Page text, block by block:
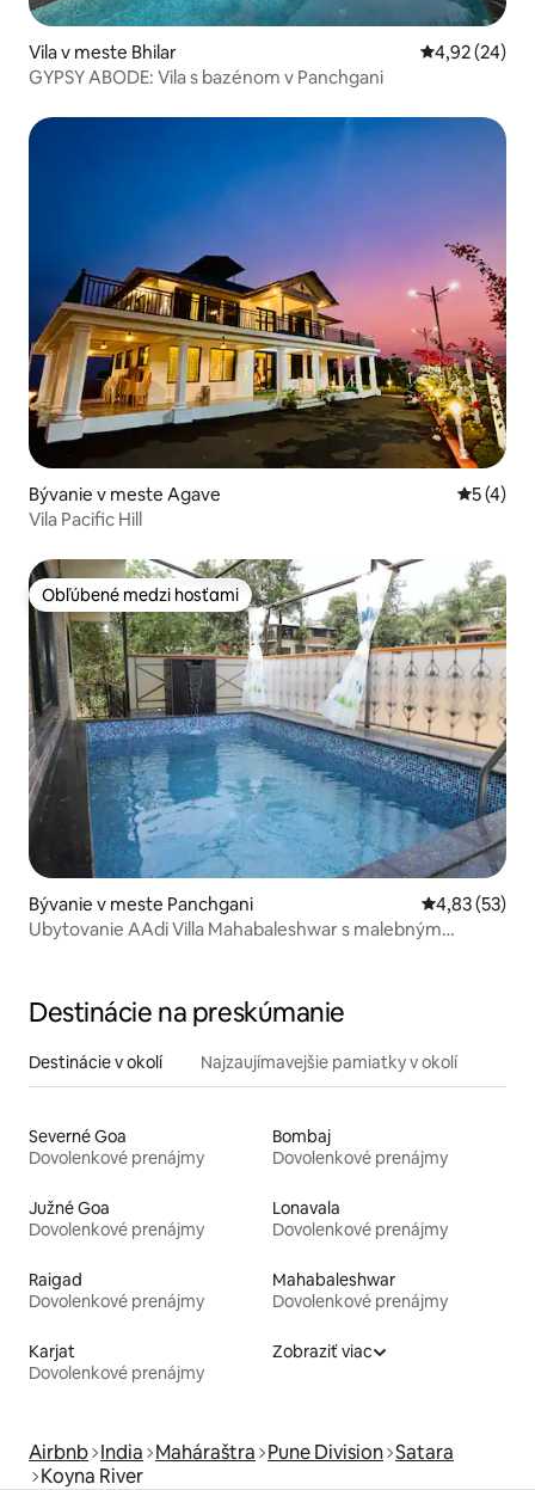
Vila v meste Bhilar Priemerné
4,92 (24)
GYPSY ABODE: Vila s bazénom v Panchgani
Bývanie v meste Agave
5 (4)
Vila Pacific Hill
Obľúbené medzi hosťami
Obľúbené medzi hosťami
Bývanie v meste Panchgani Priemerné
4,83 (53)
Ubytovanie AAdi Villa Mahabaleshwar s malebným
Destinácie na preskúmanie
Destinácie v okolí Najzaujímavejšie pamiatky v okolí
Severné Goa
Dovolenkové prenájmy
Bombaj
Dovolenkové prenájmy
Južné Goa
Dovolenkové prenájmy
Lonavala
Dovolenkové prenájmy
Raigad
Dovolenkové prenájmy
Mahabaleshwar
Dovolenkové prenájmy
Karjat
Dovolenkové prenájmy
Zobraziť viac
Airbnb India Maháraštra Pune Division Satara
Koyna River